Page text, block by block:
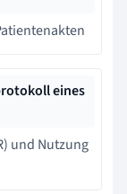
eines
und Nutzung